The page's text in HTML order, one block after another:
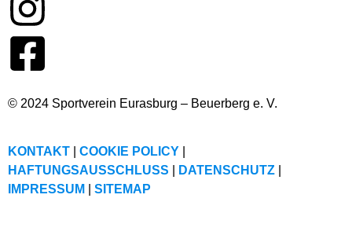
© 2024 Sportverein Eurasburg – Beuerberg e. V.
KONTAKT COOKIE POLICY
HAFTUNGSAUSSCHLUSS
DATENSCHUTZ
IMPRESSUM
SITEMAP